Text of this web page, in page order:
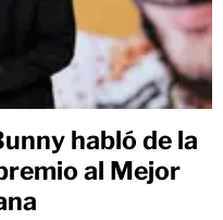
habló de la
al Mejor